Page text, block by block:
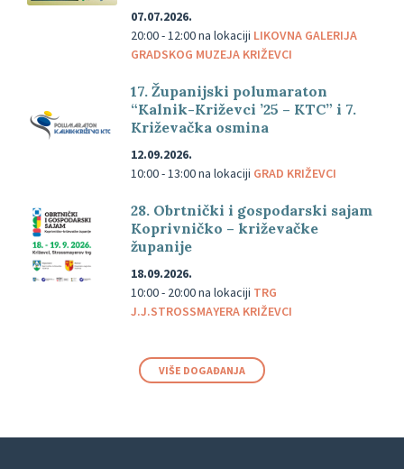
07.07.2026.
20:00 - 12:00na lokaciji LIKOVNA GALERIJA
GRADSKOG MUZEJA KRIŽEVCI
17. Županijski polumaraton
“Kalnik-Križevci ’25 – KTC” i 7.
Križevačka osmina
12.09.2026.
10:00 - 13:00na lokaciji GRAD KRIŽEVCI
28. Obrtnički i gospodarski sajam
Koprivničko – križevačke
županije
18.09.2026.
10:00 - 20:00na lokaciji TRG
J.J.STROSSMAYERA KRIŽEVCI
VIŠE DOGAĐANJA